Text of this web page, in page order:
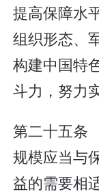
提高保障水
组织形态、
构建中国特
斗力，努力
第二十五条
规模应当与
益的需要相